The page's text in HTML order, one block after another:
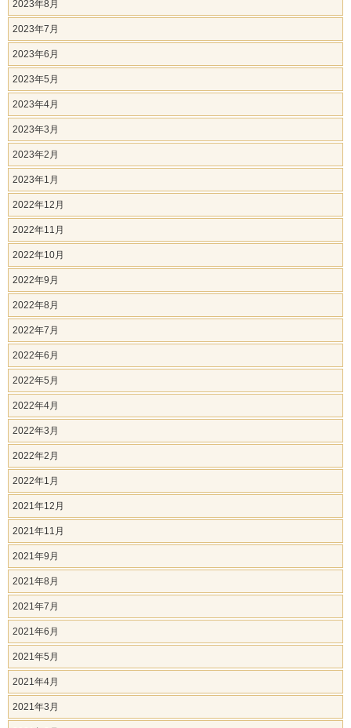
2023年8月
2023年7月
2023年6月
2023年5月
2023年4月
2023年3月
2023年2月
2023年1月
2022年12月
2022年11月
2022年10月
2022年9月
2022年8月
2022年7月
2022年6月
2022年5月
2022年4月
2022年3月
2022年2月
2022年1月
2021年12月
2021年11月
2021年9月
2021年8月
2021年7月
2021年6月
2021年5月
2021年4月
2021年3月